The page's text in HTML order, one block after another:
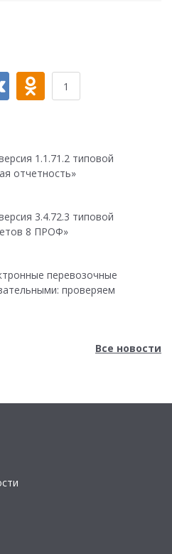
1
1.1.71.2 типовой
отчетность»
3.4.72.3 типовой
8 ПРОФ»
перевозочные
проверяем
Все новости